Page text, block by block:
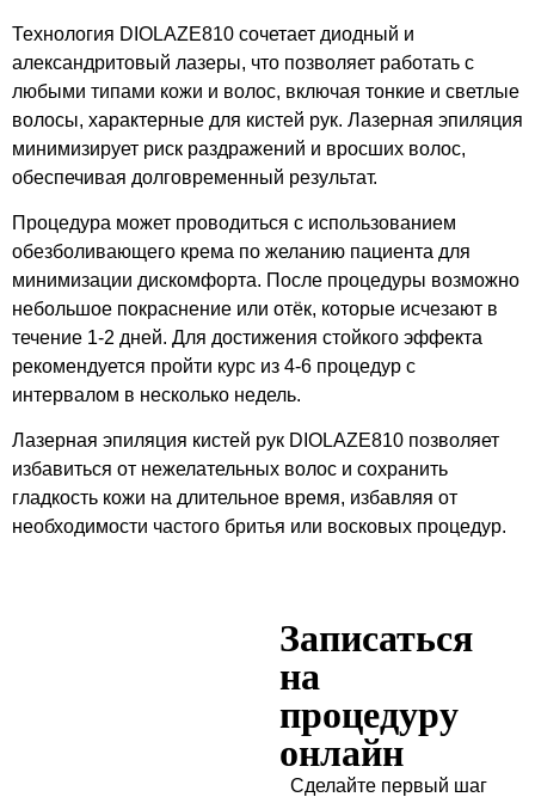
Технология DIOLAZE810 сочетает диодный и
александритовый лазеры, что позволяет работать с
любыми типами кожи и волос, включая тонкие и светлые
волосы, характерные для кистей рук. Лазерная эпиляция
минимизирует риск раздражений и вросших волос,
обеспечивая долговременный результат.
Процедура может проводиться с использованием
обезболивающего крема по желанию пациента для
минимизации дискомфорта. После процедуры возможно
небольшое покраснение или отёк, которые исчезают в
течение 1-2 дней. Для достижения стойкого эффекта
рекомендуется пройти курс из 4-6 процедур с
интервалом в несколько недель.
Лазерная эпиляция кистей рук DIOLAZE810 позволяет
избавиться от нежелательных волос и сохранить
гладкость кожи на длительное время, избавляя от
необходимости частого бритья или восковых процедур.
Записаться
на
процедуру
онлайн
Сделайте первый шаг